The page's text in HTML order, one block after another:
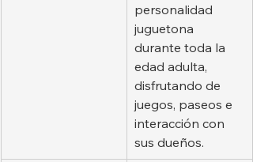
personalidad
juguetona
durante toda la
edad adulta,
disfrutando de
juegos, paseos e
interacción con
sus dueños.